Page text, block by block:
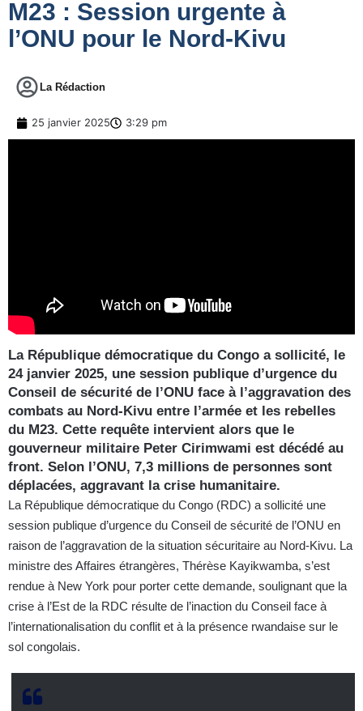
M23 : Session urgente à
l’ONU pour le Nord-Kivu
La Rédaction
25 janvier 2025 3:29 pm
La République démocratique du Congo a sollicité, le
24 janvier 2025, une session publique d’urgence du
Conseil de sécurité de l’ONU face à l’aggravation des
combats au Nord-Kivu entre l’armée et les rebelles
du M23. Cette requête intervient alors que le
gouverneur militaire Peter Cirimwami est décédé au
front. Selon l’ONU, 7,3 millions de personnes sont
déplacées, aggravant la crise humanitaire.
La République démocratique du Congo (RDC) a sollicité une
session publique d’urgence du Conseil de sécurité de l’ONU en
raison de l’aggravation de la situation sécuritaire au Nord-Kivu. La
ministre des Affaires étrangères, Thérèse Kayikwamba, s’est
rendue à New York pour porter cette demande, soulignant que la
crise à l’Est de la RDC résulte de l’inaction du Conseil face à
l’internationalisation du conflit et à la présence rwandaise sur le
sol congolais.